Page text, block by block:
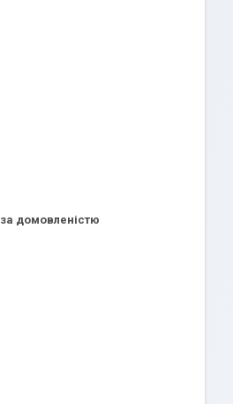
за домовленістю